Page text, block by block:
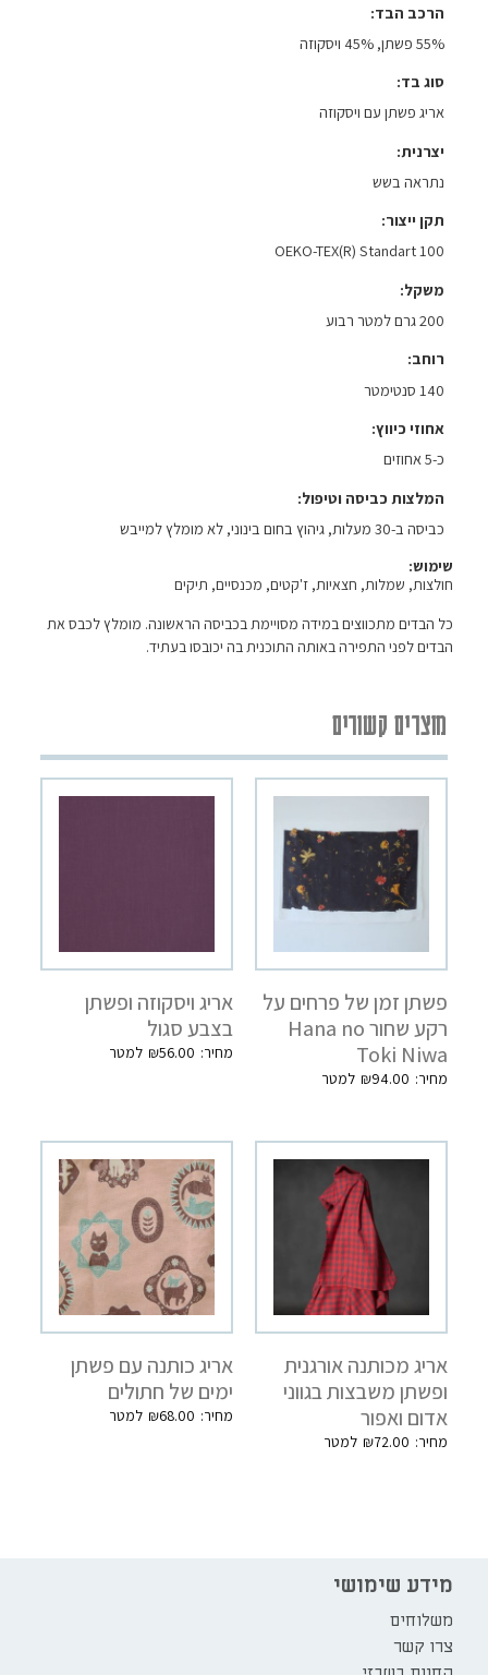
הרכב הבד
55% פשתן, 45% ויסקוזה
סוג בד
אריג פשתן עם ויסקוזה
יצרנית
נתראה בשש
תקן ייצור
OEKO-TEX(R) Standart 100
משקל
200 גרם למטר רבוע
רוחב
140 סנטימטר
אחוזי כיווץ
כ-5 אחוזים
המלצות כביסה וטיפול
כביסה ב-30 מעלות, גיהוץ בחום בינוני, לא מומלץ למייבש
שימוש:
חולצות, שמלות, חצאיות, ז'קטים, מכנסיים, תיקים
כל הבדים מתכווצים במידה מסויימת בכביסה הראשונה. מומלץ לכבס את
הבדים לפני התפירה באותה התוכנית בה יכובסו בעתיד.
מוצרים קשורים
פשתן זמן של פרחים על
רקע שחור Hana no
Toki Niwa
₪94.00
אריג ויסקוזה ופשתן
בצבע סגול
₪56.00
אריג מכותנה אורגנית
ופשתן משבצות בגווני
אדום ואפור
₪72.00
אריג כותנה עם פשתן
ימים של חתולים
₪68.00
מידע שימושי
משלוחים
צרו קשר